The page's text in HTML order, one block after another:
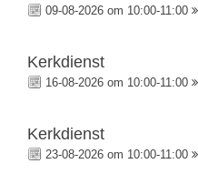
09-08-2026 om 10:00-11:00
Kerkdienst
16-08-2026 om 10:00-11:00
Kerkdienst
23-08-2026 om 10:00-11:00